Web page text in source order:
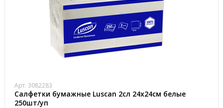
Арт. 3082283
Салфетки бумажные Luscan 2сл 24х24см белые
250шт/уп